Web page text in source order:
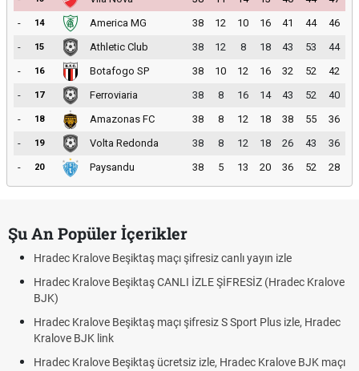
-
14 America MG 38 12 10 16 41 44
46
-
15 Athletic Club 38 12 8 18 43 53
44
-
16 Botafogo SP 38 10 12 16 32 52
42
-
17 Ferroviaria 38 8 16 14 43 52
40
-
18 Amazonas FC 38 8 12 18 38 55
36
-
19 Volta Redonda 38 8 12 18 26 43
36
-
20 Paysandu 38 5 13 20 36 52 28
Şu An Popüler İçerikler
Hradec Kralove Beşiktaş maçı şifresiz canlı yayın izle
Hradec Kralove Beşiktaş CANLI İZLE ŞİFRESİZ (Hradec Kralove
BJK)
Hradec Kralove Beşiktaş maçı şifresiz S Sport Plus izle, Hradec
Kralove BJK link
Hradec Kralove Beşiktaş ücretsiz izle, Hradec Kralove BJK maçı